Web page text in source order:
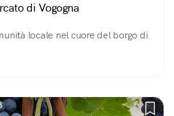
di Vogogna
locale nel cuore del borgo di